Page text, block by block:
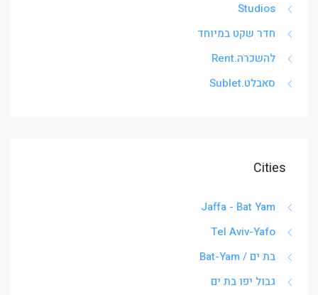
Studios
חדר שקט במיוחד
להשכרה.Rent
סאבלט.Sublet
Cities
Jaffa - Bat Yam
Tel Aviv-Yafo
בת ים / Bat-Yam
גבול יפו בת ים